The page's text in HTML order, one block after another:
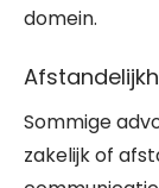
domein.
Sommige
zakelijk of